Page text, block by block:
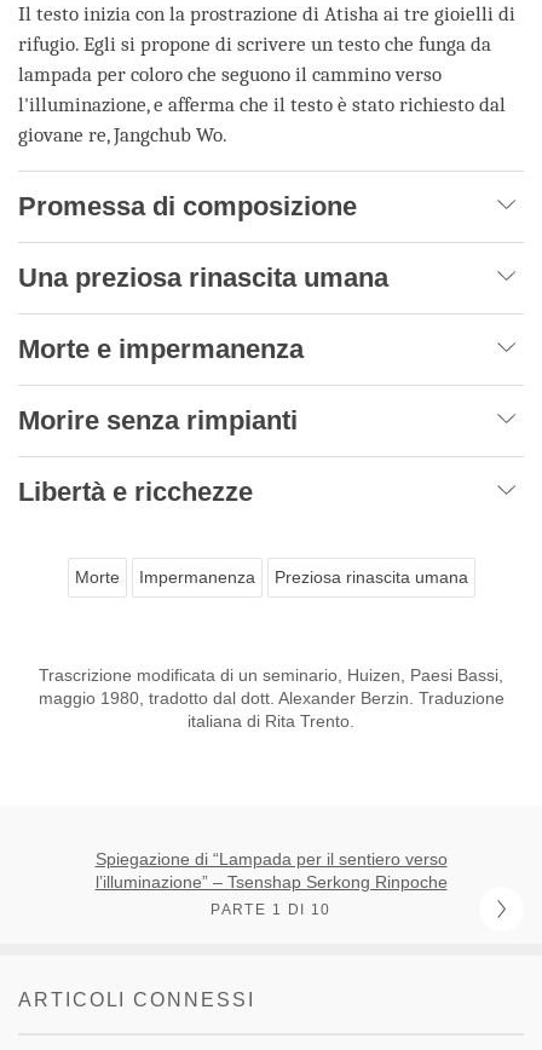
Il testo inizia con la prostrazione di Atisha ai tre gioielli di
rifugio. Egli si propone di scrivere un testo che funga da
lampada per coloro che seguono il cammino verso
l'illuminazione, e afferma che il testo è stato richiesto dal
giovane re, Jangchub Wo.
Promessa di composizione
Una preziosa rinascita umana
Morte e impermanenza
Morire senza rimpianti
Libertà e ricchezze
Morte Impermanenza Preziosa rinascita umana
Trascrizione modificata di un seminario, Huizen, Paesi Bassi,
maggio 1980, tradotto dal dott. Alexander Berzin. Traduzione
italiana di Rita Trento.
Spiegazione di “Lampada per il sentiero verso
l’illuminazione” – Tsenshap Serkong Rinpoche
PARTE 1 DI 10
ARTICOLI CONNESSI